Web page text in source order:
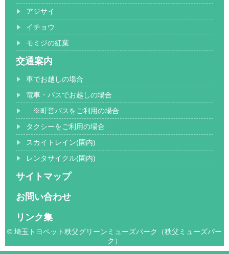
アジサイ
イチョウ
モミジの紅葉
交通案内
車でお越しの場合
電車・バスでお越しの場合
※町営バスをご利用の場合
タクシーをご利用の場合
スカイトレイン(園内)
レンタサイクル(園内)
サイトマップ
お問い合わせ
リンク集
© 埼玉トヨペット秩父グリーンミューズパーク（秩父ミューズパー
ク）